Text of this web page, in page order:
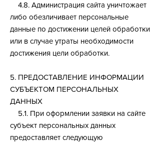
4.8. Администрация сайта уничтожает
либо обезличивает персональные
данные по достижении целей обработки
или в случае утраты необходимости
достижения цели обработки.
5. ПРЕДОСТАВЛЕНИЕ ИНФОРМАЦИИ
СУБЪЕКТОМ ПЕРСОНАЛЬНЫХ
ДАННЫХ
5.1. При оформлении заявки на сайте
субъект персональных данных
предоставляет следующую